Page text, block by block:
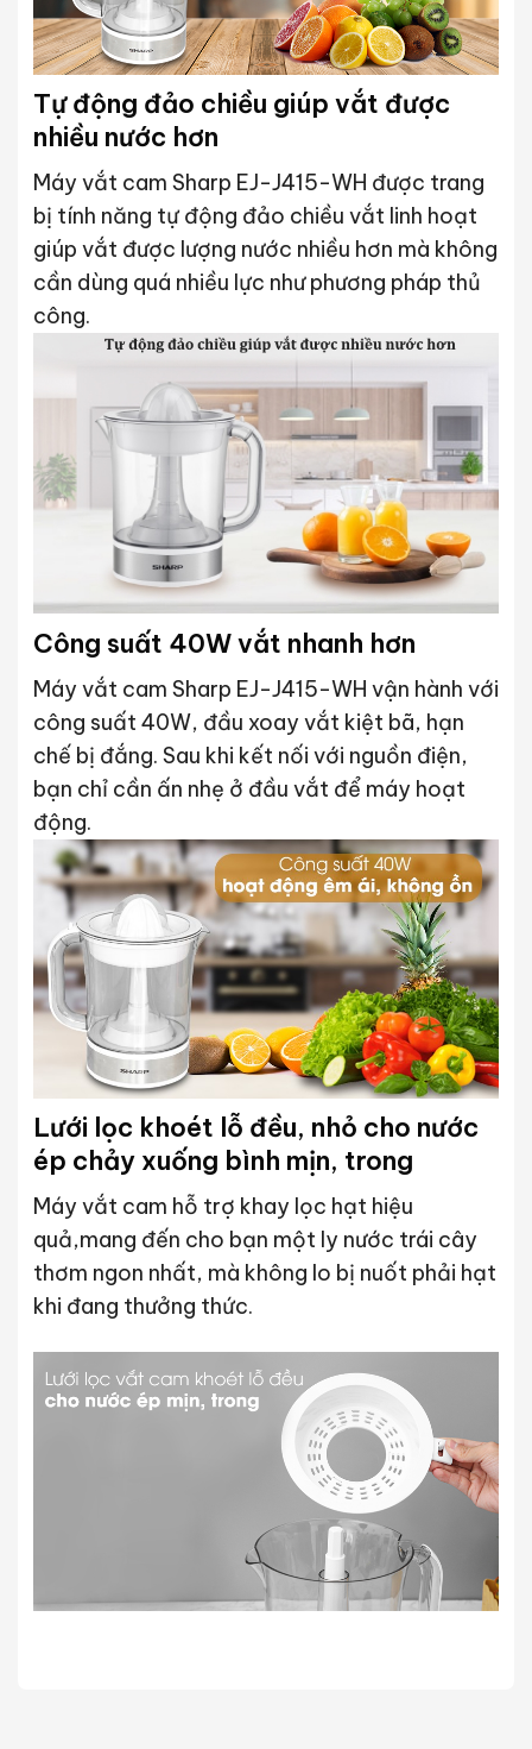
Tự động đảo chiều giúp vắt được
nhiều nước hơn
Máy vắt cam Sharp EJ-J415-WH được trang
bị tính năng tự động đảo chiều vắt linh hoạt
giúp vắt được lượng nước nhiều hơn mà không
cần dùng quá nhiều lực như phương pháp thủ
công.
Công suất 40W vắt nhanh hơn
Máy vắt cam Sharp EJ-J415-WH vận hành với
công suất 40W, đầu xoay vắt kiệt bã, hạn
chế bị đắng. Sau khi kết nối với nguồn điện,
bạn chỉ cần ấn nhẹ ở đầu vắt để máy hoạt
động.
Lưới lọc khoét lỗ đều, nhỏ cho nước
ép chảy xuống bình mịn, trong
Máy vắt cam hỗ trợ khay lọc hạt hiệu
quả,mang đến cho bạn một ly nước trái cây
thơm ngon nhất, mà không lo bị nuốt phải hạt
khi đang thưởng thức.